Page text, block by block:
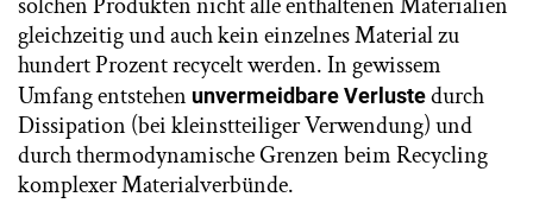
gleichzeitig und auch kein einzelnes Material zu
hundert Prozent recycelt werden. In gewissem
Umfang entstehen unvermeidbare Verlustedurch
Dissipation (bei kleinstteiliger Verwendung) und
durch thermodynamische Grenzen beim Recycling
komplexer Materialverbünde.